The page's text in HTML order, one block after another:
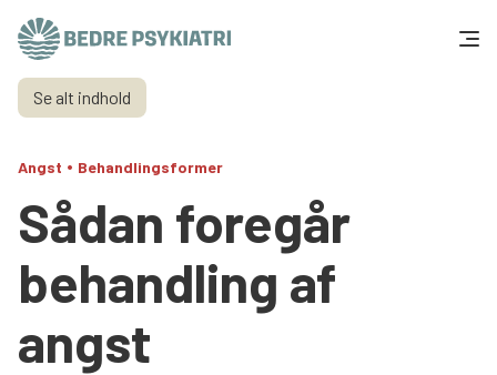
Skip to content
Få hjælp
Tal og fakta
Om os
Vær med
Presse og politik
Se alt indhold
Angst • Behandlingsformer
Sådan foregår
behandling af
angst